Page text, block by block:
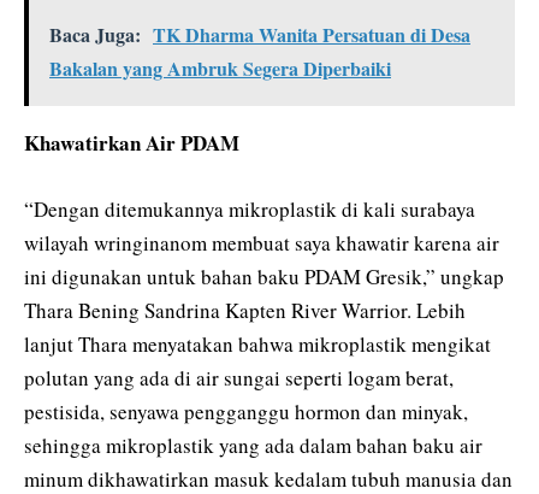
Baca Juga: TK Dharma Wanita Persatuan di Desa
Bakalan yang Ambruk Segera Diperbaiki
Khawatirkan Air PDAM
“Dengan ditemukannya mikroplastik di kali surabaya
wilayah wringinanom membuat saya khawatir karena air
ini digunakan untuk bahan baku PDAM Gresik,” ungkap
Thara Bening Sandrina Kapten River Warrior. Lebih
lanjut Thara menyatakan bahwa mikroplastik mengikat
polutan yang ada di air sungai seperti logam berat,
pestisida, senyawa pengganggu hormon dan minyak,
sehingga mikroplastik yang ada dalam bahan baku air
minum dikhawatirkan masuk kedalam tubuh manusia dan